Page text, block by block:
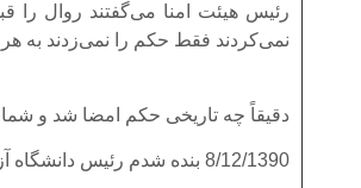
رئیس هیئت امنا می‌گفتند روال را
نمی‌کردند فقط حکم را نمی‌زدند به
دقیقاً چه تاریخی حکم امضا شد و
8/12/1390 بنده شدم رئیس دانشگاه آزاد اسلامی.